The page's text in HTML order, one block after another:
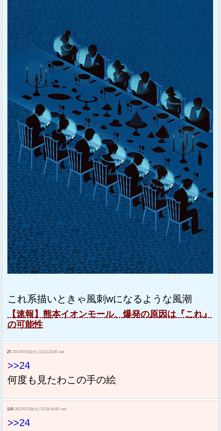
これ系描いときゃ風刺wになるような風潮
【速報】熊本イオンモール、爆発の原因は『これ』
の可能性
27: 2017/07/18(火) 22:22:22.50 .net
>>24
何度も見たわこの手の絵
110: 2017/07/18(火) 23:18:16.60 .net
>>24